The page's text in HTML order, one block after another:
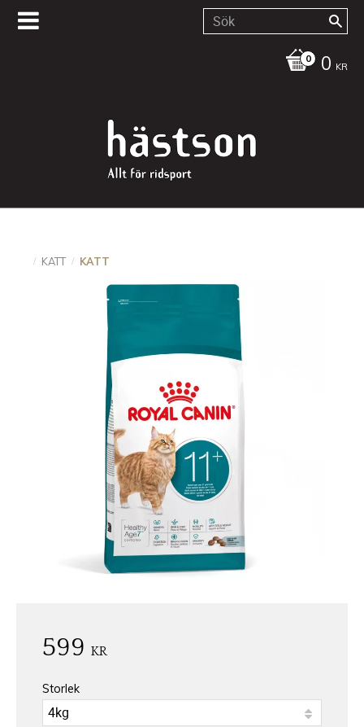
0 KR
KATT KATT
599 KR
Storlek